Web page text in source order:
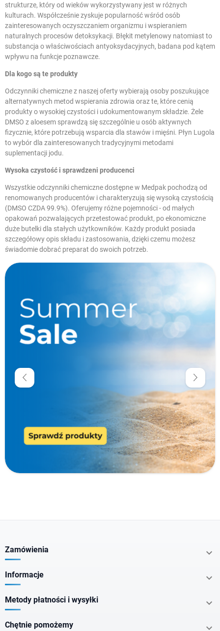
Cena
zł zł
Producenci
Konsystencja
strukturze, który od wieków wykorzystywany jest w różnych
kulturach. Współcześnie zyskuje popularność wśród osób
zainteresowanych oczyszczaniem organizmu i wspieraniem
naturalnych procesów detoksykacji. Błękit metylenowy natomiast to
substancja o właściwościach antyoksydacyjnych, badana pod kątem
wpływu na funkcje poznawcze.
Dla kogo są te produkty
Odczynniki chemiczne z naszej oferty wybierają osoby poszukujące
alternatywnych metod wspierania zdrowia oraz te, które cenią
produkty o wysokiej czystości i udokumentowanym składzie. Żele
DMSO z aloesem sprawdzą się szczególnie u osób aktywnych
fizycznie, które potrzebują wsparcia dla stawów i mięśni. Płyn Lugola
to wybór dla zainteresowanych tradycyjnymi metodami
suplementacji jodu.
Wysoka czystość i sprawdzeni producenci
Wszystkie odczynniki chemiczne dostępne w Medpak pochodzą od
renomowanych producentów i charakteryzują się wysoką czystością
(DMSO CZDA 99.9%). Oferujemy różne pojemności - od małych
opakowań pozwalających przetestować produkt, po ekonomiczne
duże butelki dla stałych użytkowników. Każdy produkt posiada
szczegółowy opis składu i zastosowania, dzięki czemu możesz
świadomie dobrać preparat do swoich potrzeb.
Zamówienia 
Informacje 
Metody płatności i wysyłki 
Chętnie pomożemy 